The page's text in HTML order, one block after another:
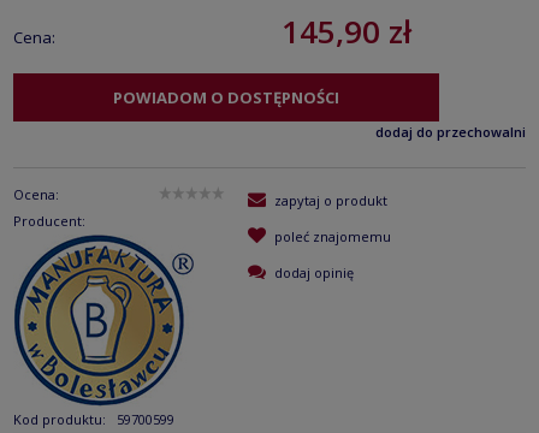
Cena: 145,90 zł
POWIADOM O DOSTĘPNOŚCI
dodaj do przechowalni
Ocena:
Producent:
Kod produktu: 59700599
zapytaj o produkt
poleć znajomemu
dodaj opinię